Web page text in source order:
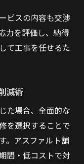
ビスの内容も交渉
力を評価し、納得
て工事を任せるた
減術
た場合、全面的な
を選択することで
。アスファルト舗
間・低コストで対